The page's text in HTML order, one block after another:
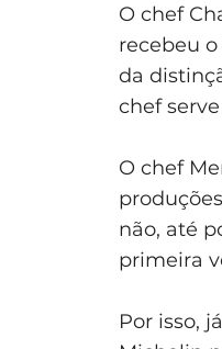
O chef
recebeu
da
chef
O chef
não, até
primeira
Por isso,